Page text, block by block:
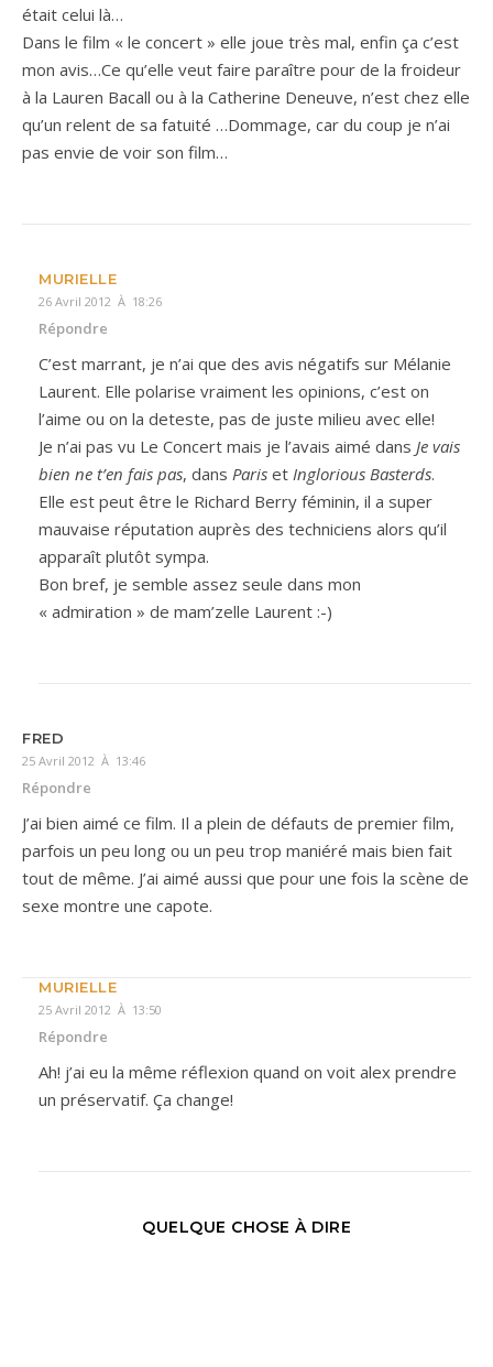
était celui là…
Dans le film « le concert » elle joue très mal, enfin ça c’est
mon avis…Ce qu’elle veut faire paraître pour de la froideur
à la Lauren Bacall ou à la Catherine Deneuve, n’est chez elle
qu’un relent de sa fatuité …Dommage, car du coup je n’ai
pas envie de voir son film…
MURIELLE
26 Avril 2012 À 18:26
Répondre
C’est marrant, je n’ai que des avis négatifs sur Mélanie
Laurent. Elle polarise vraiment les opinions, c’est on
l’aime ou on la deteste, pas de juste milieu avec elle!
Je n’ai pas vu Le Concert mais je l’avais aimé dans Je vais
bien ne t’en fais pas, dans Paris et Inglorious Basterds.
Elle est peut être le Richard Berry féminin, il a super
mauvaise réputation auprès des techniciens alors qu’il
apparaît plutôt sympa.
Bon bref, je semble assez seule dans mon
« admiration » de mam’zelle Laurent :-)
FRED
25 Avril 2012 À 13:46
Répondre
J’ai bien aimé ce film. Il a plein de défauts de premier film,
parfois un peu long ou un peu trop maniéré mais bien fait
tout de même. J’ai aimé aussi que pour une fois la scène de
sexe montre une capote.
MURIELLE
25 Avril 2012 À 13:50
Répondre
Ah! j’ai eu la même réflexion quand on voit alex prendre
un préservatif. Ça change!
QUELQUE CHOSE À DIRE